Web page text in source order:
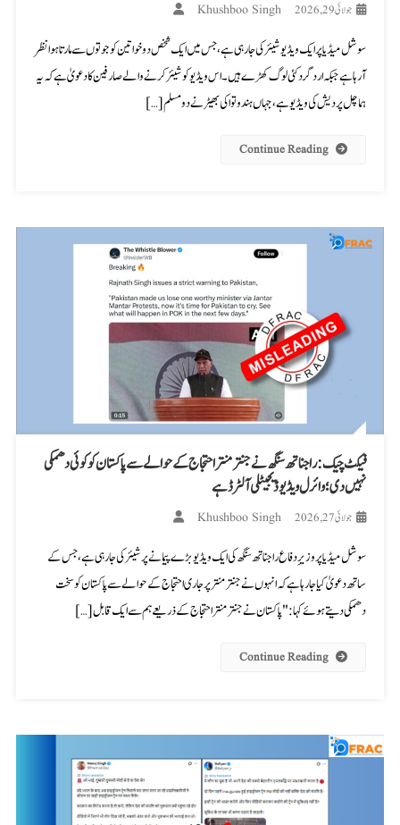
جولائی 29, 2026 Khushboo Singh
سوشل میڈیا پر ایک ویڈیو شیئر کی جا رہی ہے، جس میں ایک شخص دو خواتین کو جوتوں سے مارتا ہوا نظر
آ رہا ہے جبکہ اردگرد کئی لوگ کھڑے ہیں۔ اس ویڈیو کو شیئر کرنے والے صارفین کا دعویٰ ہے کہ یہ
ہماچل پردیش کی ویڈیو ہے، جہاں ہندوتوا کی بھیڑ نے دو مسلم […]
Continue Reading
فیکٹ چیک: راجناتھ سنگھ نے جنتر منتر احتجاج کے حوالے سے پاکستان کو کوئی دھمکی
نہیں دی؛ وائرل ویڈیو ڈیجیٹلی آلٹرڈ ہے
جولائی 27, 2026 Khushboo Singh
سوشل میڈیا پر وزیرِ دفاع راجناتھ سنگھ کی ایک ویڈیو بڑے پیمانے پر شیئر کی جا رہی ہے، جس کے
ساتھ دعویٰ کیا جا رہا ہے کہ انہوں نے جنتر منتر پر جاری احتجاج کے حوالے سے پاکستان کو سخت
دھمکی دیتے ہوئے کہا: "پاکستان نے جنتر منتر احتجاج کے ذریعے ہم سے ایک قابل […]
Continue Reading